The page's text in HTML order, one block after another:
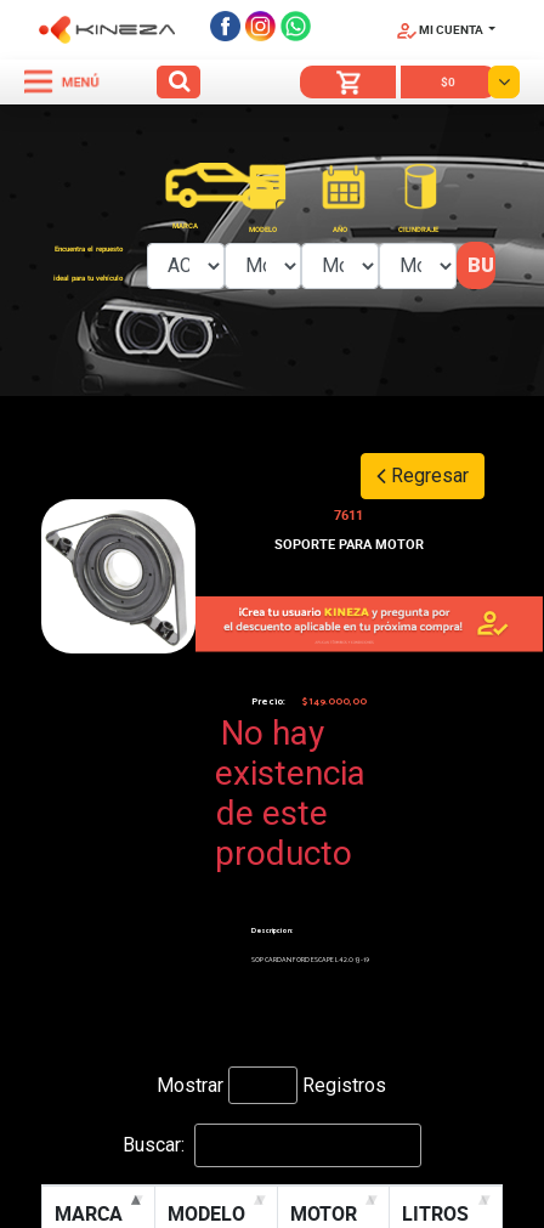
MI CUENTA
$0
Encuentra el repuesto
ideal para tu vehículo
MARCA MODELO AÑO CILINDRAJE
Regresar
7611
SOPORTE PARA MOTOR
Precio: $149.000,00
No hay
existencia
de este
producto
Descripcion:
SOP CARDAN FORD ESCAPE L4 2.0 13-19
Mostrar Registros
Buscar:
MARCA MODELO MOTOR LITROS